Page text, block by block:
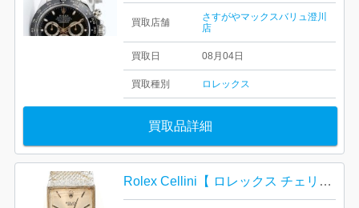
買取店舗
さすがやマックスバリュ澄川
店
買取日 08月04日
買取種別 ロレックス
買取品詳細
Rolex Cellini【 ロレックス チェリーニ 】